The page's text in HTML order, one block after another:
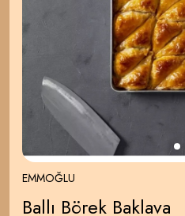
EMMOĞLU
Ballı Börek Baklava